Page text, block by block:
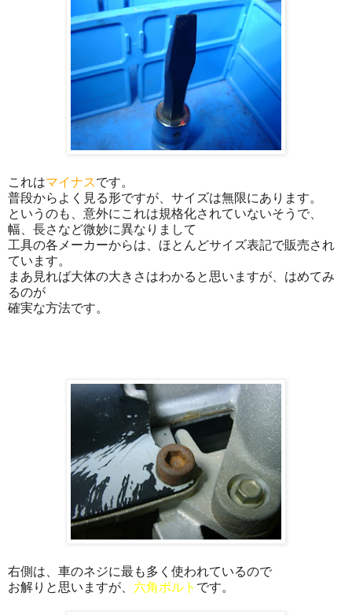
これはマイナスです。
普段からよく見る形ですが、サイズは無限にあります。
というのも、意外にこれは規格化されていないそうで、
幅、長さなど微妙に異なりまして
工具の各メーカーからは、ほとんどサイズ表記で販売され
ています。
まあ見れば大体の大きさはわかると思いますが、はめてみ
るのが
確実な方法です。
右側は、車のネジに最も多く使われているので
お解りと思いますが、 六角ボルト です。